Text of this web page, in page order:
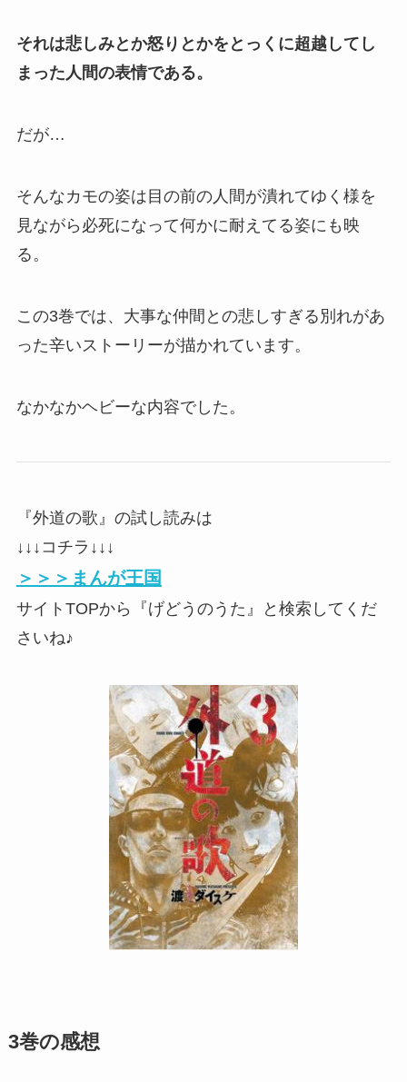
それは悲しみとか怒りとかをとっくに超越してし
まった人間の表情である。
だが…
そんなカモの姿は目の前の人間が潰れてゆく様を
見ながら必死になって何かに耐えてる姿にも映
る。
この3巻では、大事な仲間との悲しすぎる別れがあ
った辛いストーリーが描かれています。
なかなかヘビーな内容でした。
『外道の歌』の試し読みは
↓↓↓コチラ↓↓↓
＞＞＞まんが王国
サイトTOPから『げどうのうた』と検索してくだ
さいね♪
3巻の感想